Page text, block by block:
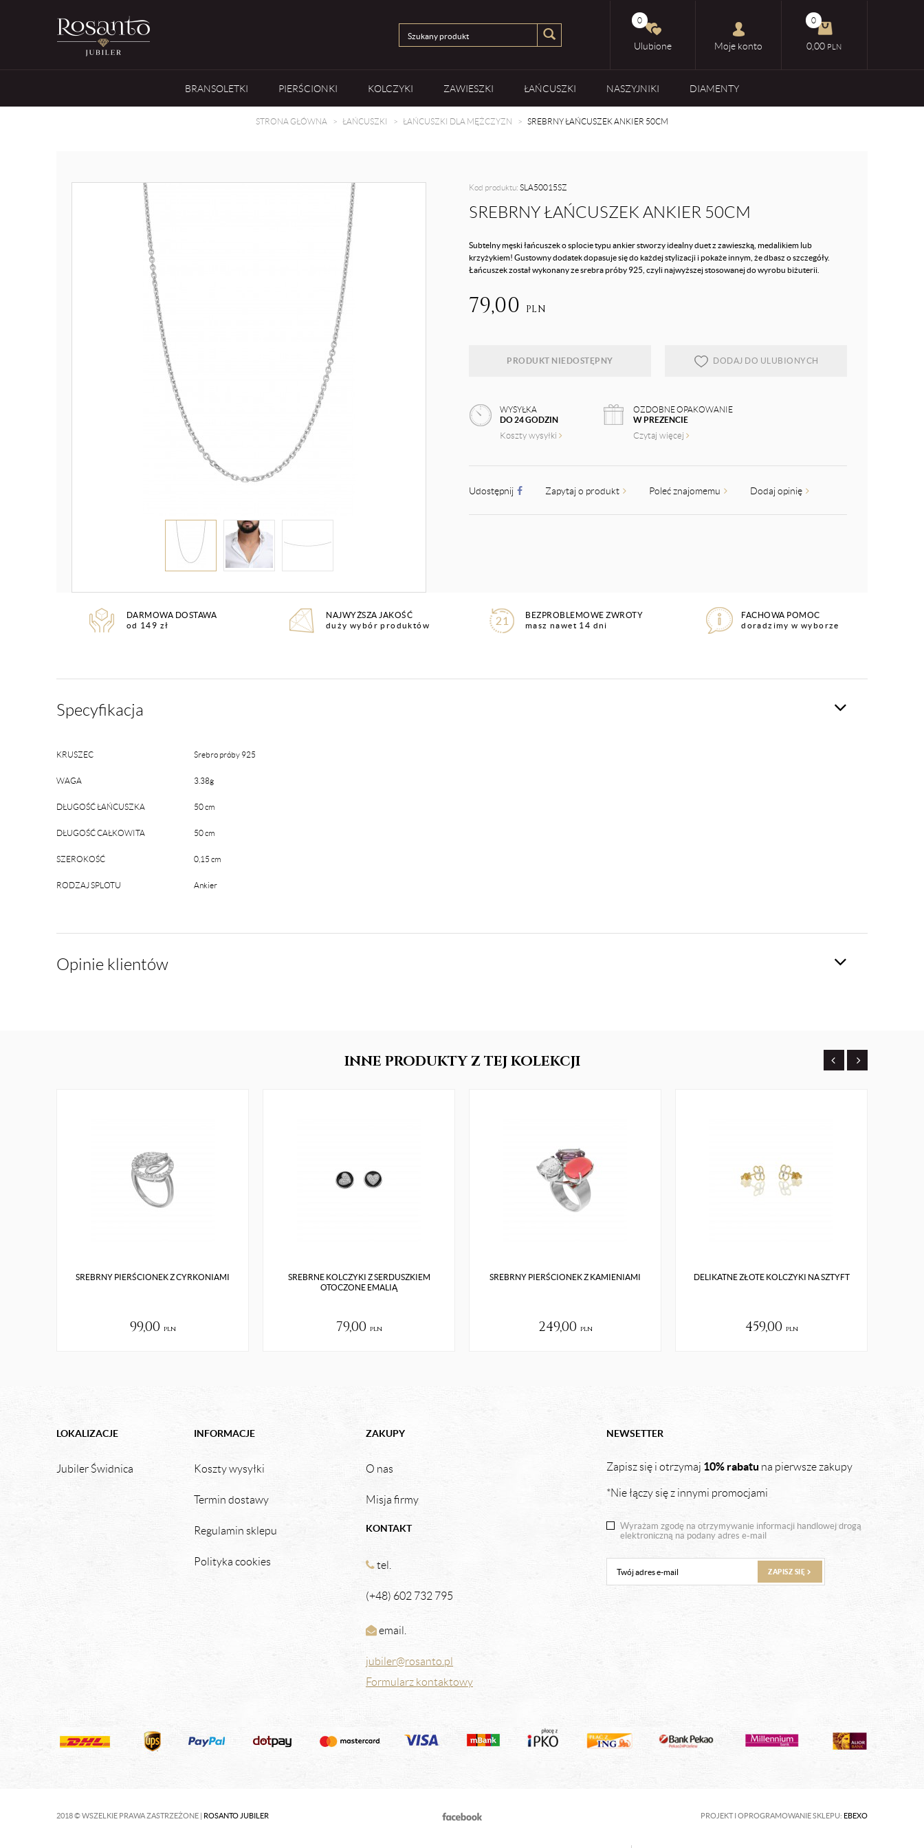
0
Ulubione Moje konto
0
0,00 PLN
BRANSOLETKI PIERŚCIONKI KOLCZYKI ZAWIESZKI ŁAŃCUSZKI NASZYJNIKI DIAMENTY
STRONA GŁÓWNA ŁAŃCUSZKI ŁAŃCUSZKI DLA MĘŻCZYZN SREBRNY ŁAŃCUSZEK ANKIER 50CM
Kod produktu: SLA50015SZ
SREBRNY ŁAŃCUSZEK ANKIER 50CM
Subtelny męski łańcuszek o splocie typu ankier stworzy idealny duet z zawieszką, medalikiem lub
krzyżykiem! Gustowny dodatek dopasuje się do każdej stylizacji i pokaże innym, że dbasz o szczegóły.
Łańcuszek został wykonany ze srebra próby 925, czyli najwyższej stosowanej do wyrobu biżuterii.
79,00 PLN
PRODUKT NIEDOSTĘPNY DODAJ DO ULUBIONYCH
WYSYŁKA
DO 24 GODZIN
Koszty wysyłki
OZDOBNE OPAKOWANIE
W PREZENCIE
Czytaj więcej
Udostępnij Zapytaj o produkt Poleć znajomemu Dodaj opinię
DARMOWA DOSTAWA
od 149 zł
NAJWYŻSZA JAKOŚĆ
duży wybór produktów
BEZPROBLEMOWE ZWROTY
masz nawet 14 dni
FACHOWA POMOC
doradzimy w wyborze
Specyfikacja
KRUSZEC Srebro próby 925
WAGA 3.38g
DŁUGOŚĆ ŁAŃCUSZKA 50 cm
DŁUGOŚĆ CAŁKOWITA 50 cm
SZEROKOŚĆ 0,15 cm
RODZAJ SPLOTU Ankier
Opinie klientów
INNE PRODUKTYZ TEJ KOLEKCJI
SREBRNY PIERŚCIONEK Z CYRKONIAMI
99,00 pln
SREBRNE KOLCZYKI Z SERDUSZKIEM
OTOCZONE EMALIĄ
79,00 pln
SREBRNY PIERŚCIONEK Z KAMIENIAMI
249,00 pln
DELIKATNE ZŁOTE KOLCZYKI NA SZTYFT
459,00 pln
NEWSETTER
Zapisz się i otrzymaj 10% rabatu na pierwsze zakupy
*Nie łączy się z innymi promocjami
Wyrażam zgodę na otrzymywanie informacji handlowej drogą
elektroniczną na podany adres e-mail
ZAPISZ SIĘ
LOKALIZACJE
Jubiler Świdnica
INFORMACJE
Koszty wysyłki
Termin dostawy
Regulamin sklepu
Polityka cookies
ZAKUPY
O nas
Misja firmy
KONTAKT
tel.
(+48) 602 732 795
email.
jubiler@rosanto.pl
Formularz kontaktowy
2018 © WSZELKIE PRAWA ZASTRZEŻONE | ROSANTO JUBILER PROJEKT I OPROGRAMOWANIE SKLEPU: EBEXO